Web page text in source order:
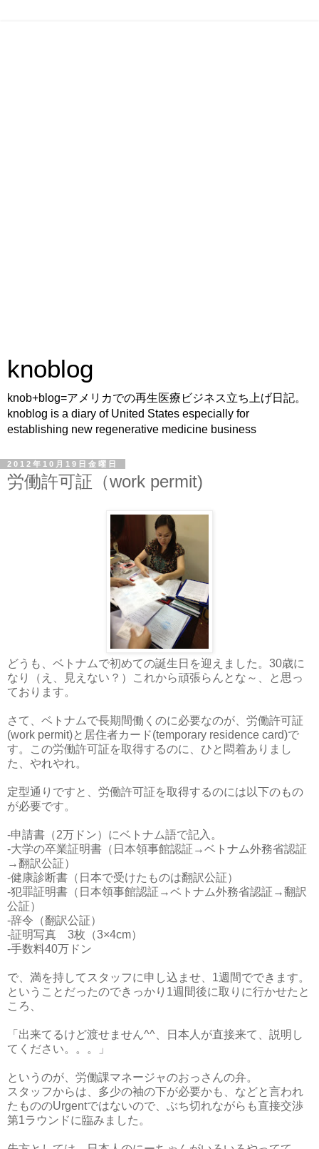
knoblog
knob+blog=アメリカでの再生医療ビジネス立ち上げ日記。
knoblog is a diary of United States especially for
establishing new regenerative medicine business
2012年10月19日金曜日
労働許可証（work permit)
どうも、ベトナムで初めての誕生日を迎えました。30歳に
なり（え、見えない？）これから頑張らんとな～、と思っ
ております。
さて、ベトナムで長期間働くのに必要なのが、労働許可証
(work permit)と居住者カード(temporary residence card)で
す。この労働許可証を取得するのに、ひと悶着ありまし
た、やれやれ。
定型通りですと、労働許可証を取得するのには以下のもの
が必要です。
-申請書（2万ドン）にベトナム語で記入。
-大学の卒業証明書（日本領事館認証→ベトナム外務省認証
→翻訳公証）
-健康診断書（日本で受けたものは翻訳公証）
-犯罪証明書（日本領事館認証→ベトナム外務省認証→翻訳
公証）
-辞令（翻訳公証）
-証明写真 3枚（3×4cm）
-手数料40万ドン
で、満を持してスタッフに申し込ませ、1週間でできます。
ということだったのできっかり1週間後に取りに行かせたと
ころ、
「出来てるけど渡せません^^、日本人が直接来て、説明し
てください。。。」
というのが、労働課マネージャのおっさんの弁。
スタッフからは、多少の袖の下が必要かも、などと言われ
たもののUrgentではないので、ぶち切れながらも直接交渉
第1ラウンドに臨みました。